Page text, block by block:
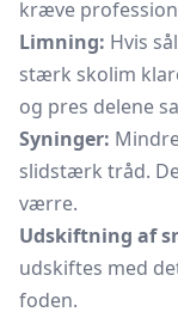
kræve
Limning: Hvis
stærk skolim
og pres delene
Syninger:
slidstærk tråd.
værre.
Udskiftning af
udskiftes med
foden.